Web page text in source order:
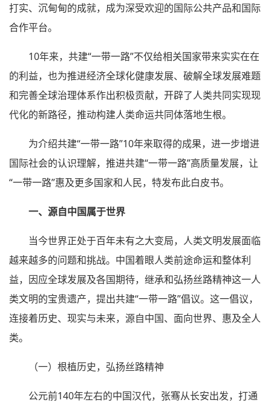
打实、沉甸甸的成就，成为深受欢迎的国际公共产品和国际
合作平台。
10年来，共建“一带一路”不仅给相关国家带来实实在在
的利益，也为推进经济全球化健康发展、破解全球发展难题
和完善全球治理体系作出积极贡献，开辟了人类共同实现现
代化的新路径，推动构建人类命运共同体落地生根。
为介绍共建“一带一路”10年来取得的成果，进一步增进
国际社会的认识理解，推进共建“一带一路”高质量发展，让
“一带一路”惠及更多国家和人民，特发布此白皮书。
一、源自中国属于世界
当今世界正处于百年未有之大变局，人类文明发展面临
越来越多的问题和挑战。中国着眼人类前途命运和整体利
益，因应全球发展及各国期待，继承和弘扬丝路精神这一人
类文明的宝贵遗产，提出共建“一带一路”倡议。这一倡议，
连接着历史、现实与未来，源自中国、面向世界、惠及全人
类。
（一）根植历史，弘扬丝路精神
公元前140年左右的中国汉代，张骞从长安出发，打通